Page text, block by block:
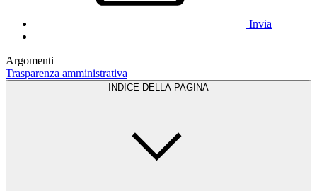
Invia
Argomenti
Trasparenza amministrativa
INDICE DELLA PAGINA